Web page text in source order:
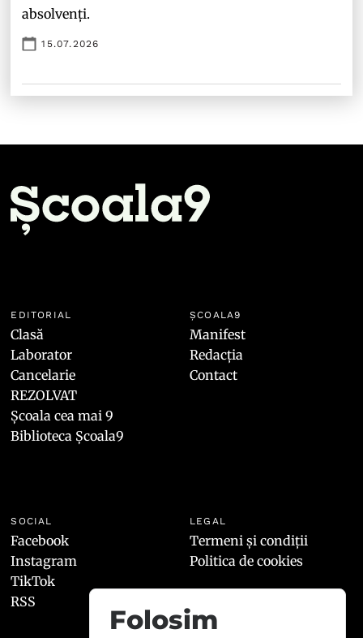
absolvenți.
15.07.2026
EDITORIAL
Clasă
Laborator
Cancelarie
REZOLVAT
Școala cea mai 9
Biblioteca Școala9
ȘCOALA9
Manifest
Redacția
Contact
SOCIAL
Facebook
Instagram
TikTok
RSS
LEGAL
Termeni și condiții
Politica de cookies
Folosim